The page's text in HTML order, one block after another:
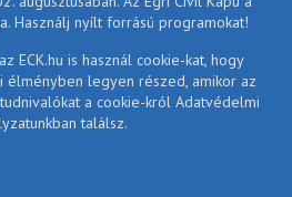
Használj nyílt forrású programokat!
ECK.hu is használ cookie-kat, hogy
legyen részed, amikor az
a cookie-król Adatvédelmi
találsz.